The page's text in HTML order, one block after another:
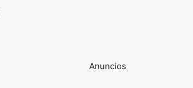
Anuncios